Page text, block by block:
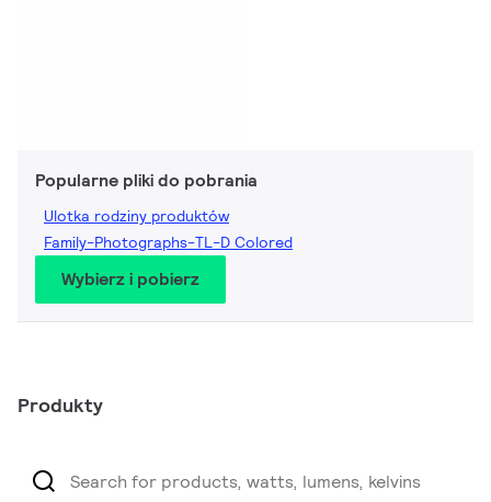
Popularne pliki do pobrania
Ulotka rodziny produktów
Family-Photographs-TL-D Colored
Wybierz i pobierz
Produkty